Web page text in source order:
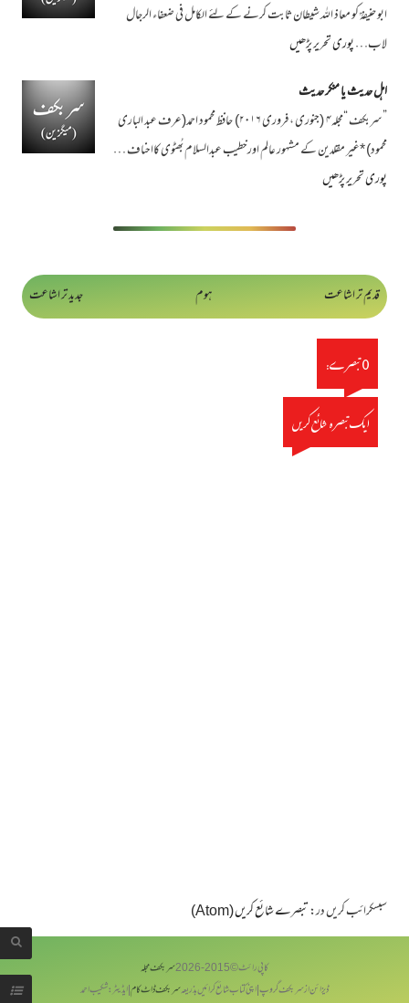
ابو حنیفہؒ کو معاذ اللہ شیطان ثابت کرنے کے لئے الكامل في ضعفاء الرجال
لاب…پوری تحریر پڑھیں
اہل حدیث یا منکر حدیث
”سربکف “مجلہ۴ (جنوری ، فروری ۲۰۱۶) حافظ محمود احمد(عرف عبد الباری
محمود) *غیر مقلدین کے مشہور عالم اورخطیب عبدالسلام بُھٹوی کااحناف …
پوری تحریر پڑھیں
جدید تر اشاعت قدیم تر اشاعت ہوم
0 تبصرے:
ایک تبصرہ شائع کریں
سبسکرائب کریں در:تبصرے شائع کریں (Atom)
کاپی رائٹ © 2015- 2026سربکف مجلہ
ڈیزائن از سر بکف گروپ | اپنی کتاب شائع کرائیں بذریعہسربکف ڈاٹ کام| ایڈیٹر: شکیب احمد